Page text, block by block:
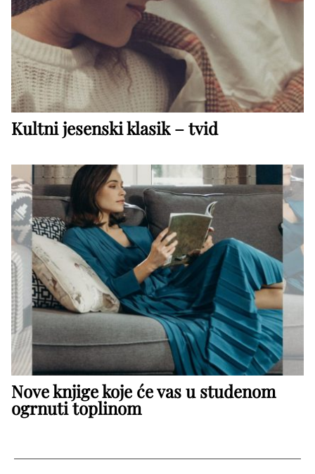
Kultni jesenski klasik – tvid
Nove knjige koje će vas u studenom
ogrnuti toplinom